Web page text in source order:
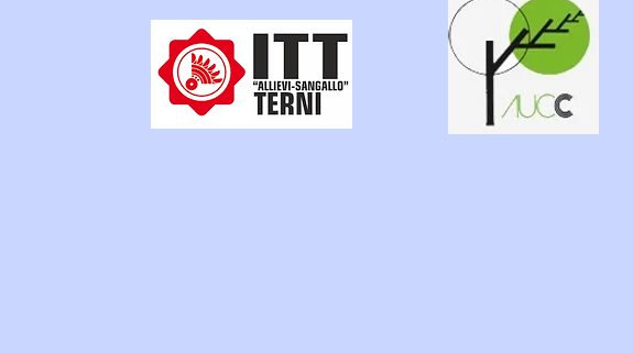
LA TACHICARDIA
DOLORE AL PETTO DA
ANSIA: COME
RICONOSCERLO E COME